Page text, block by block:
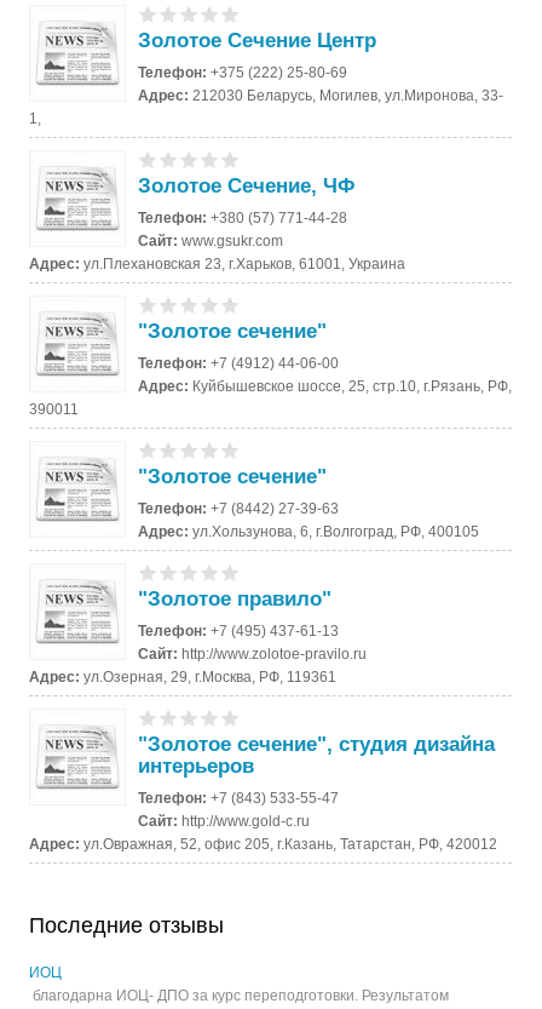
Золотое Сечение Центр
Телефон:+375 (222) 25-80-69
Адрес: 212030 Беларусь, Могилев, ул.Миронова, 33-
1,
Золотое Сечение, ЧФ
Телефон:+380 (57) 771-44-28
Сайт:www.gsukr.com
Адрес:ул.Плехановская 23, г.Харьков, 61001, Украина
"Золотое сечение"
Телефон:+7 (4912) 44-06-00
Адрес: Куйбышевское шоссе, 25, стр.10, г.Рязань, РФ,
390011
"Золотое сечение"
Телефон:+7 (8442) 27-39-63
Адрес:ул.Хользунова, 6, г.Волгоград, РФ, 400105
"Золотое правило"
Телефон:+7 (495) 437-61-13
Сайт:http://www.zolotoe-pravilo.ru
Адрес:ул.Озерная, 29, г.Москва, РФ, 119361
"Золотое сечение", студия дизайна
интерьеров
Телефон:+7 (843) 533-55-47
Сайт:http://www.gold-c.ru
Адрес:ул.Овражная, 52, офис 205, г.Казань, Татарстан, РФ, 420012
Последние отзывы
ИОЦ
благодарна ИОЦ- ДПО за курс переподготовки. Результатом